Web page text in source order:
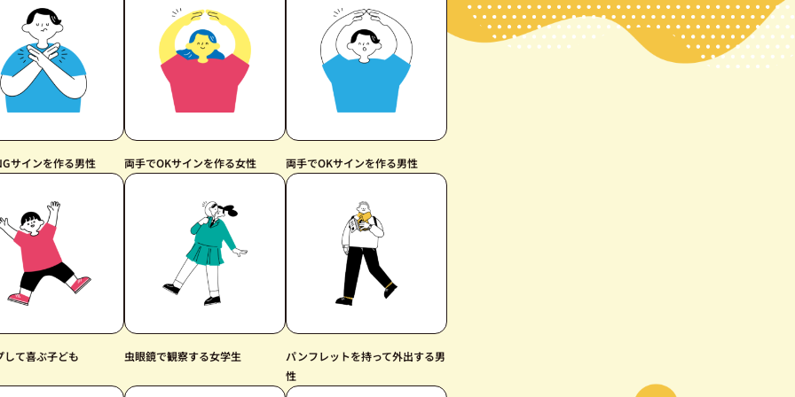
サインを作る男性 両手でOKサインを作る女性 両手でOKサインを作る男性
して喜ぶ子ども 虫眼鏡で観察する女学生
パンフレットを持って外出する男
性